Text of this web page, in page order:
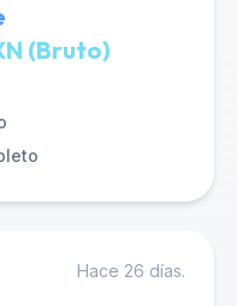
(Bruto)
Hace 26 días.